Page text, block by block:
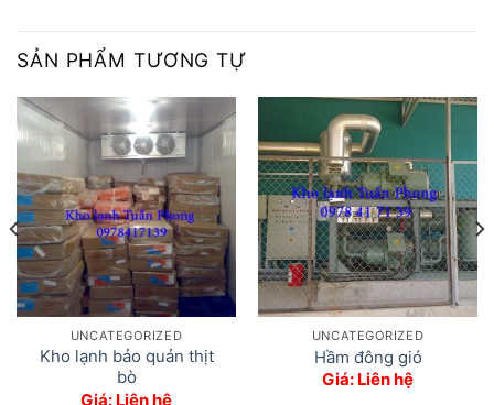
SẢN PHẨM TƯƠNG TỰ
UNCATEGORIZED
Kho lạnh bảo quản thịt
bò
Giá: Liên hệ
UNCATEGORIZED
Hầm đông gió
Giá: Liên hệ